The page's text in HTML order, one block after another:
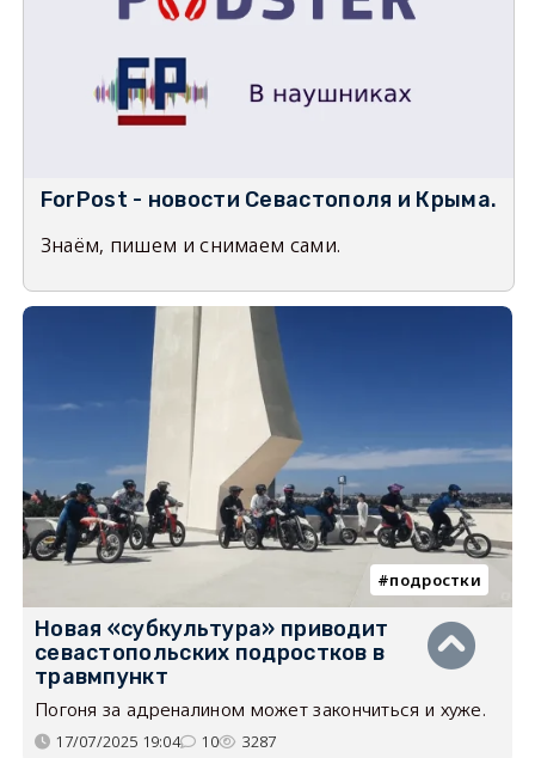
ForPost - новости Севастополя и Крыма.
Знаём, пишем и снимаем сами.
подростки
Новая «субкультура» приводит
севастопольских подростков в
травмпункт
Погоня за адреналином может закончиться и хуже.
17/07/2025 19:04 10 3287